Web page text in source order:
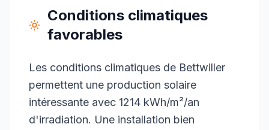
Conditions climatiques
favorables
Les conditions climatiques de Bettwiller
permettent une production solaire
intéressante avec 1214 kWh/m²/an
d'irradiation. Une installation bien